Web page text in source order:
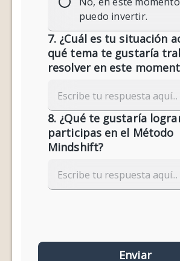
puedo invertir.
7. ¿Cuál es tu situación
qué tema te gustaría
resolver en este
8. ¿Qué te gustaría
participas en el Método
Mindshift?
Enviar